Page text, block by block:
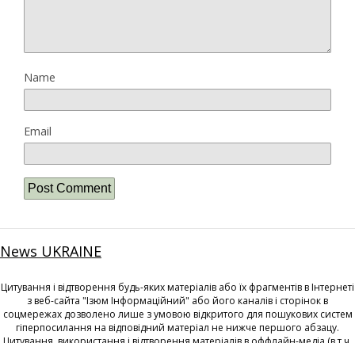
Name
Email
News UKRAINE
Цитування і відтворення будь-яких матеріалів або їх фрагментів в Інтернеті
з веб-сайта "Ізюм Інформаційний" або його каналів і сторінок в
соцмережах дозволено лише з умовою відкритого для пошукових систем
гіперпосилання на відповідний матеріал не нижче першого абзацу.